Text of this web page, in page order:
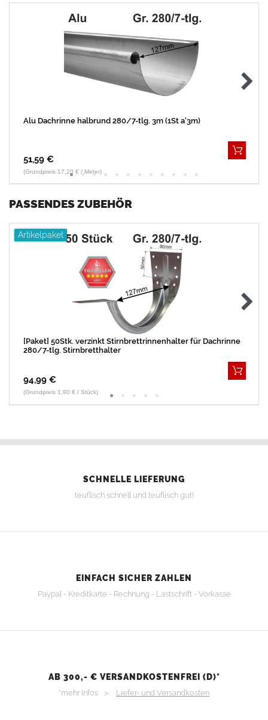
Alu Dachrinne halbrund 280/7-tlg. 3m (1St a'3m)
51,59 €
(Grundpreis 17,20 € / Meter)
PASSENDES ZUBEHÖR
Artikelpaket
[Paket] 50Stk. verzinkt Stirnbrettrinnenhalter für Dachrinne
280/7-tlg. Stirnbretthalter
94,99 €
(Grundpreis 1,90 € / Stück)
SCHNELLE LIEFERUNG
teuflisch schnell und teuflisch gut!
EINFACH SICHER ZAHLEN
Paypal - Kreditkarte - Rechnung - Lastschrift - Vorkasse
AB 300,- € VERSANDKOSTENFREI (D)*
*mehr Infos > Liefer- und Versandkosten